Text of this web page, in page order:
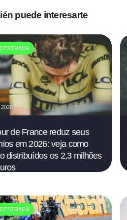
puede interesarte
2026
de France reduz seus
em 2026: veja como
distribuídos os 2,3 milhões